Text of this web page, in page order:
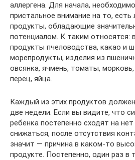
аллергена. Для начала,
пристальное внимание на то,
продукты, обладающие
потенциалом. К таким относятся:
продукты пчеловодства, какао и
морепродукты, изделия из
овсянка, ячмень, томаты, морковь,
перец, яйца.
Каждый из этих продуктов
две недели. Если вы видите, что
ребенка постепенно сходят на
снижаться, после отсутствия
значит — причина в каком-то
продукте. Постепенно, один раз в